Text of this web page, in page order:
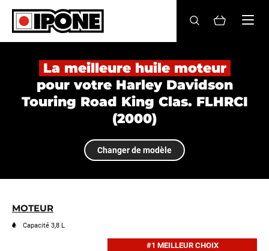
Ipone
HUILES MOTEUR
ENTRETIEN
Revendeurs
La meilleure huile moteur
pour votre Harley Davidson
Touring Road King Clas. FLHRCI
(2000)
Changer de modèle
MOTEUR
Capacité 3,8 L
#1 MEILLEUR CHOIX